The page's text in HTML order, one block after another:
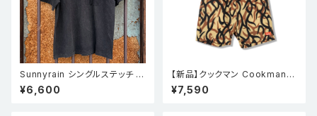
Sunnyrain シングルステッチ ポ
ケT
¥6,600
【新品】クックマン Cookman
シェフパンツ Chef Pants Sho
rt Light Tribal Camo
¥7,590